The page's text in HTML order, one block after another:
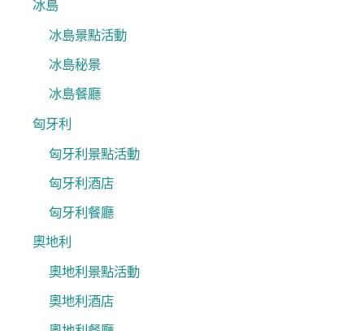
冰島
冰島景點活動
冰島秘景
冰島餐廳
匈牙利
匈牙利景點活動
匈牙利酒店
匈牙利餐廳
奧地利
奧地利景點活動
奧地利酒店